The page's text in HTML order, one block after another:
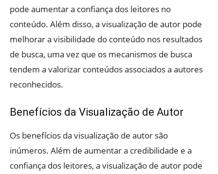
pode aumentar a confiança dos leitores no
conteúdo. Além disso, a visualização de autor pode
melhorar a visibilidade do conteúdo nos resultados
de busca, uma vez que os mecanismos de busca
tendem a valorizar conteúdos associados a autores
reconhecidos.
Benefícios da Visualização de Autor
Os benefícios da visualização de autor são
inúmeros. Além de aumentar a credibilidade e a
confiança dos leitores, a visualização de autor pode